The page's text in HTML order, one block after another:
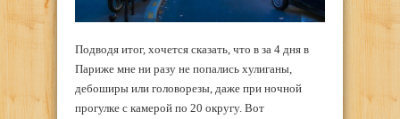
Подводя итог, хочется сказать, что в за 4 дня в
Париже мне ни разу не попались хулиганы,
дебоширы или головорезы, даже при ночной
прогулке с камерой по 20 округу. Вот